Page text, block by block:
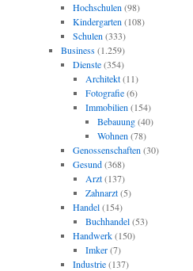
Hochschulen (98)
Kindergarten (108)
Schulen (333)
Business(1.259)
Dienste(354)
Architekt(11)
Fotografie(6)
Immobilien (154)
Bebauung(40)
Wohnen (78)
Genossenschaften (30)
Gesund(368)
Arzt(137)
Zahnarzt(5)
Handel(154)
Buchhandel(53)
Handwerk(150)
Imker(7)
Industrie(137)